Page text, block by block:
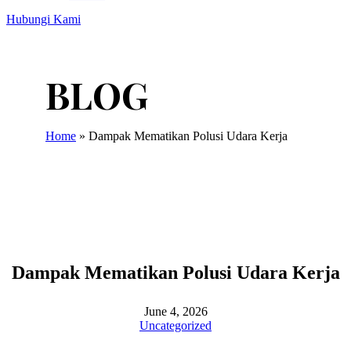
Hubungi Kami
Home » Dampak Mematikan Polusi Udara Kerja
Dampak Mematikan Polusi Udara Kerja
June 4, 2026
Uncategorized